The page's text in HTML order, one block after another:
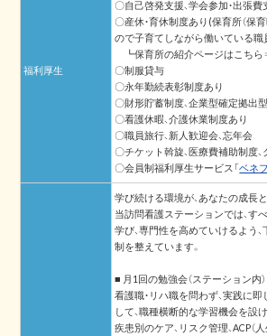
福利厚生
〇自己啓発支援、学会参加・出張費
〇産休・育休制度あり(保育所（保育
ので子育てしながら働いている職
┗保育所の紹介ページはこち
〇制服貸与
〇永年勤続表彰制度あり
〇財形貯蓄制度、企業型確定拠出
〇看護休暇、介護休業制度あり
〇職員旅行、新人歓迎会、忘年会
〇チケット斡旋、医療費補助制度
〇会員制福利厚生サービス「ベネ
学び続ける環境が、あなたの成長
当訪問看護ステーションでは、す
学び、専門性を高めていけるよう
制を整えています。
■ 月1回の勉強会（ステーション内）
看護職・リハ職を問わず、実践に
して、職種横断的な学習機会を設
疾患別のケア、リスク管理、ACP（